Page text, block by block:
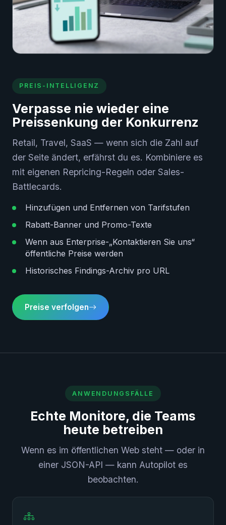
PREIS-INTELLIGENZ
Verpasse nie wieder eine
Preissenkung der Konkurrenz
Retail, Travel, SaaS — wenn sich die Zahl auf
der Seite ändert, erfährst du es. Kombiniere es
mit eigenen Repricing-Regeln oder Sales-
Battlecards.
Hinzufügen und Entfernen von Tarifstufen
Rabatt-Banner und Promo-Texte
Wenn aus Enterprise-„Kontaktieren Sie uns“
öffentliche Preise werden
Historisches Findings-Archiv pro URL
Preise verfolgen
ANWENDUNGSFÄLLE
Echte Monitore, die Teams
heute betreiben
Wenn es im öffentlichen Web steht — oder in
einer JSON-API — kann Autopilot es
beobachten.